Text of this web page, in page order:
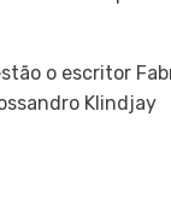
o escritor
Klindjay